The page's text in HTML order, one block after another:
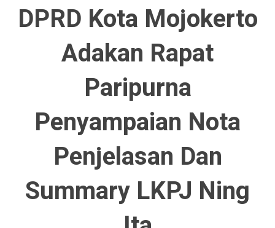
DPRD Kota Mojokerto
Adakan Rapat
Paripurna
Penyampaian Nota
Penjelasan Dan
Summary LKPJ Ning